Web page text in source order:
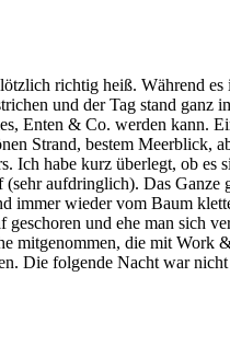
richtig heiß. Während
und der Tag stand
Enten & Co. werden kann.
Strand, bestem Meerblick,
Ich habe kurz überlegt, ob
(sehr aufdringlich). Das
immer wieder vom Baum
und ehe man sich
mitgenommen, die mit Work
Die folgende Nacht war